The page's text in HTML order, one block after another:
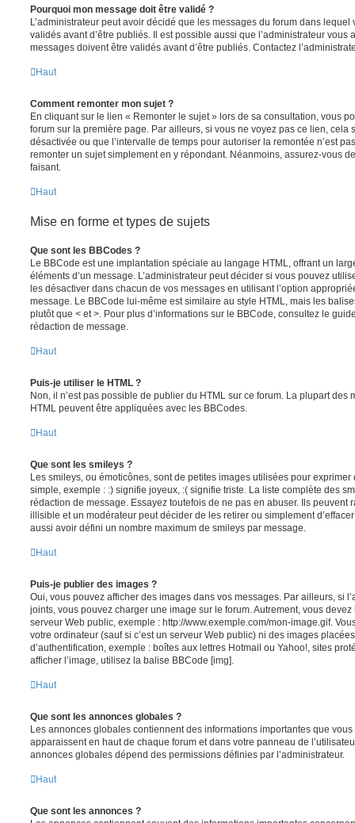
Pourquoi mon message doit être validé ?
L’administrateur peut avoir décidé que les messages du forum dans lequel
validés avant d’être publiés. Il est possible aussi que l’administrateur vous
messages doivent être validés avant d’être publiés. Contactez
Haut
Comment remonter mon sujet ?
En cliquant sur le lien « Remonter le sujet » lors de sa consultation, vous
forum sur la première page. Par ailleurs, si vous ne voyez pas ce lien, cela
désactivée ou que l’intervalle de temps pour autoriser la remontée n’est
remonter un sujet simplement en y répondant. Néanmoins, assurez-vous
faisant.
Haut
Mise en forme et types de sujets
Que sont les BBCodes ?
Le BBCode est une implantation spéciale au langage HTML, offrant un
éléments d’un message. L’administrateur peut décider si vous pouvez
les désactiver dans chacun de vos messages en utilisant l’option
message. Le BBCode lui-même est similaire au style HTML, mais les
plutôt que < et >. Pour plus d’informations sur le BBCode, consultez le
rédaction de message.
Haut
Puis-je utiliser le HTML ?
Non, il n’est pas possible de publier du HTML sur ce forum. La plupart des
HTML peuvent être appliquées avec les BBCodes.
Haut
Que sont les smileys ?
Les smileys, ou émoticônes, sont de petites images utilisées pour
simple, exemple : :) signifie joyeux, :( signifie triste. La liste complète des
rédaction de message. Essayez toutefois de ne pas en abuser. Ils peuvent
illisible et un modérateur peut décider de les retirer ou simplement
aussi avoir défini un nombre maximum de smileys par message.
Haut
Puis-je publier des images ?
Oui, vous pouvez afficher des images dans vos messages. Par ailleurs, si
joints, vous pouvez charger une image sur le forum. Autrement, vous
serveur Web public, exemple : http://www.exemple.com/mon-image.gif.
votre ordinateur (sauf si c’est un serveur Web public) ni des images
d’authentification, exemple : boîtes aux lettres Hotmail ou Yahoo!, sites
afficher l’image, utilisez la balise BBCode [img].
Haut
Que sont les annonces globales ?
Les annonces globales contiennent des informations importantes que
apparaissent en haut de chaque forum et dans votre panneau de
annonces globales dépend des permissions définies par l’administrateur.
Haut
Que sont les annonces ?